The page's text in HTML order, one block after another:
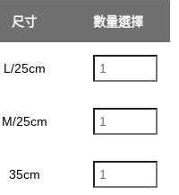
尺寸 手掌寬
數量選擇
L/25cm 12.5cm
M/25cm 11.5cm
35cm 11.5cm